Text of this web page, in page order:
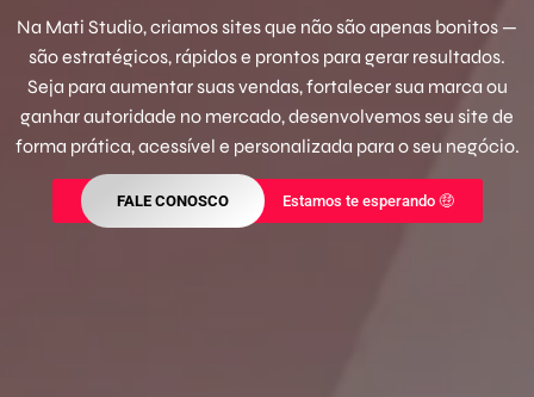
Na Mati Studio, criamos sites que não são apenas bonitos —
são estratégicos, rápidos e prontos para gerar resultados.
Seja para aumentar suas vendas, fortalecer sua marca ou
ganhar autoridade no mercado, desenvolvemos seu site de
forma prática, acessível e personalizada para o seu negócio.
FALE CONOSCO Estamos te esperando 🤑